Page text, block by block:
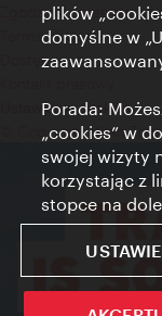
Zgoda na
Terms of Use
Dostępność
Ustawienia cookies
© Copyright Wien
plików
domyślne w
Porada:
„cookies” w
swojej wizyty
korzystając z
stopce na